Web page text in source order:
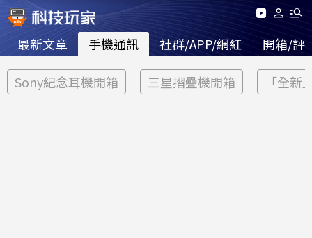
最新文章 手機通訊 社群/APP/網紅 開箱/評
Sony紀念耳機開箱 三星摺疊機開箱 「全新